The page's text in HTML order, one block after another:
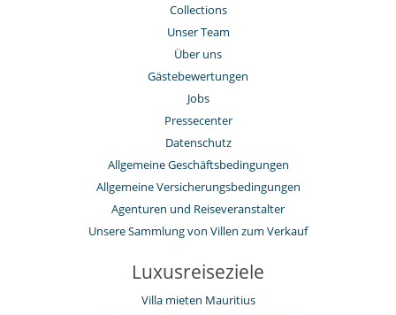
Collections
Unser Team
Über uns
Gästebewertungen
Jobs
Pressecenter
Datenschutz
Allgemeine Geschäftsbedingungen
Allgemeine Versicherungsbedingungen
Agenturen und Reiseveranstalter
Unsere Sammlung von Villen zum Verkauf
Luxusreiseziele
Villa mieten Mauritius